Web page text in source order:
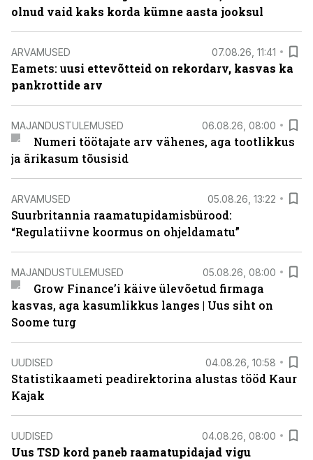
olnud vaid kaks korda kümne aasta jooksul
ARVAMUSED 07.08.26, 11:41
Eamets: uusi ettevõtteid on rekordarv, kasvas ka
pankrottide arv
MAJANDUSTULEMUSED 06.08.26, 08:00
Numeri töötajate arv vähenes, aga tootlikkus
ja ärikasum tõusisid
ARVAMUSED 05.08.26, 13:22
Suurbritannia raamatupidamisbürood:
“Regulatiivne koormus on ohjeldamatu”
MAJANDUSTULEMUSED 05.08.26, 08:00
Grow Finance’i käive ülevõetud firmaga
kasvas, aga kasumlikkus langes | Uus siht on
Soome turg
UUDISED 04.08.26, 10:58
Statistikaameti peadirektorina alustas tööd Kaur
Kajak
UUDISED 04.08.26, 08:00
Uus TSD kord paneb raamatupidajad vigu